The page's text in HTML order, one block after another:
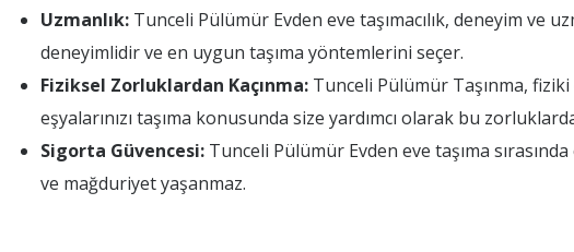
Uzmanlık: Tunceli Pülümür Evden eve taşımacılık, deneyim ve
deneyimlidir ve en uygun taşıma yöntemlerini seçer.
Fiziksel Zorluklardan Kaçınma: Tunceli Pülümür Taşınma,
eşyalarınızı taşıma konusunda size yardımcı olarak bu
Sigorta Güvencesi: Tunceli Pülümür Evden eve taşıma
ve mağduriyet yaşanmaz.